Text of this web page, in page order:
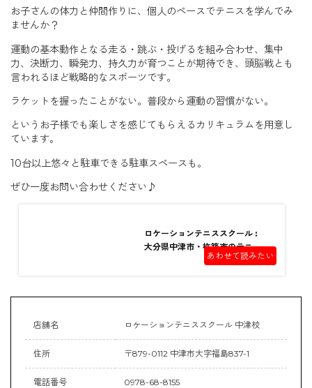
お子さんの体力と仲間作りに、個人のペースでテニスを学んでみ
ませんか？
運動の基本動作となる走る・跳ぶ・投げるを組み合わせ、集中
力、決断力、瞬発力、持久力が育つことが期待でき、頭脳戦とも
言われるほど戦略的なスポーツです。
ラケットを握ったことがない。普段から運動の習慣がない。
というお子様でも楽しさを感じてもらえるカリキュラムを用意し
ています。
10台以上悠々と駐車できる駐車スペースも。
ぜひ一度お問い合わせください♪
ロケーションテニススクール :
大分県中津市・杵築市のテニス
あわせて読みたい
店舗名 ロケーションテニススクール 中津校
住所 〒879-0112 中津市大字福島837-1
電話番号 0978-68-8155